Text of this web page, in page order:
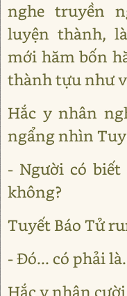
nghe truyền
luyện thành,
mới hăm bốn
thành tựu như
Hắc y nhân
ngẩng nhìn
- Người có
không?
Tuyết Báo Tử
- Đó... có phải
Hắc y nhân